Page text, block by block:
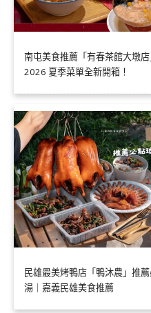
南屯美食推薦「有春茶館大墩
2026 夏季菜單全新開箱！
民雄最美烤鴨店「鴨沐農」推
湯｜嘉義民雄美食推薦